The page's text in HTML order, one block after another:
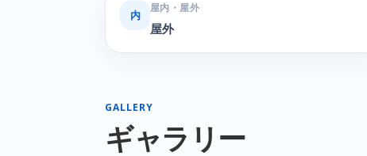
内
屋内・屋外
屋外
GALLERY
ギャラリー